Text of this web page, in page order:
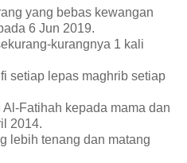
yang bebas kewangan
6 Jun 2019.
kurangnya 1 kali
setiap lepas maghrib setiap
Fatihah kepada mama dan
2014.
lebih tenang dan matang